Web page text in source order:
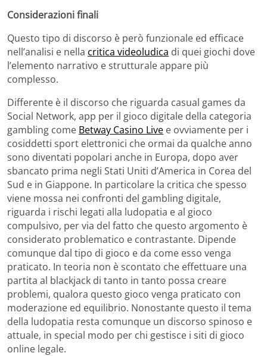
Considerazioni finali
Questo tipo di discorso è però funzionale ed efficace
nell’analisi e nella critica videoludica di quei giochi dove
l’elemento narrativo e strutturale appare più
complesso.
Differente è il discorso che riguarda casual games da
Social Network, app per il gioco digitale della categoria
gambling come Betway Casino Live e ovviamente per i
cosiddetti sport elettronici che ormai da qualche anno
sono diventati popolari anche in Europa, dopo aver
sbancato prima negli Stati Uniti d’America in Corea del
Sud e in Giappone. In particolare la critica che spesso
viene mossa nei confronti del gambling digitale,
riguarda i rischi legati alla ludopatia e al gioco
compulsivo, per via del fatto che questo argomento è
considerato problematico e contrastante. Dipende
comunque dal tipo di gioco e da come esso venga
praticato. In teoria non è scontato che effettuare una
partita al blackjack di tanto in tanto possa creare
problemi, qualora questo gioco venga praticato con
moderazione ed equilibrio. Nonostante questo il tema
della ludopatia resta comunque un discorso spinoso e
attuale, in special modo per chi gestisce i siti di gioco
online legale.